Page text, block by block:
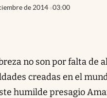
de 2014 03:00
pestaña
pestaña
no son por falta de
creadas en el
humilde presagio